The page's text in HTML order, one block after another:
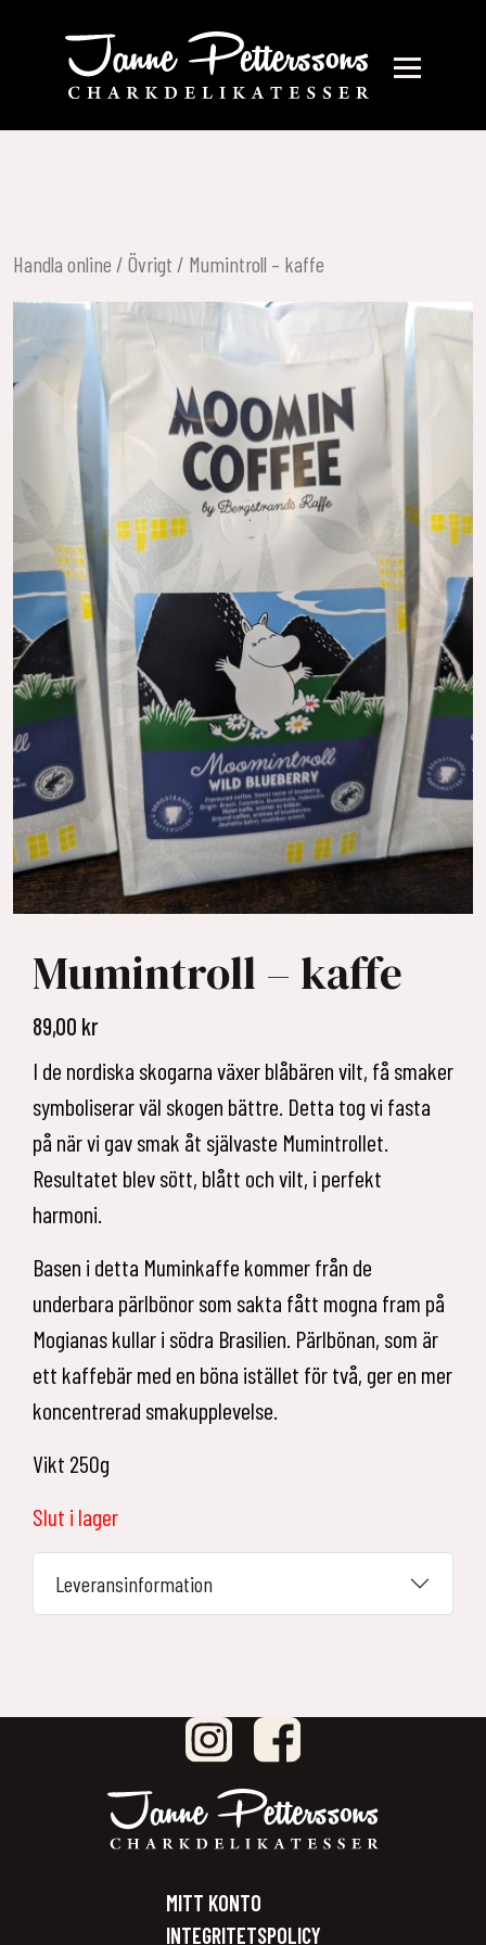
Handla online / Övrigt / Mumintroll – kaffe
Mumintroll – kaffe
89,00 kr
I de nordiska skogarna växer blåbären vilt, få smaker
symboliserar väl skogen bättre. Detta tog vi fasta
på när vi gav smak åt självaste Mumintrollet.
Resultatet blev sött, blått och vilt, i perfekt
harmoni.
Basen i detta Muminkaffe kommer från de
underbara pärlbönor som sakta fått mogna fram på
Mogianas kullar i södra Brasilien. Pärlbönan, som är
ett kaffebär med en böna istället för två, ger en mer
koncentrerad smakupplevelse.
Vikt 250g
Slut i lager
Leveransinformation
MITT KONTO
INTEGRITETSPOLICY